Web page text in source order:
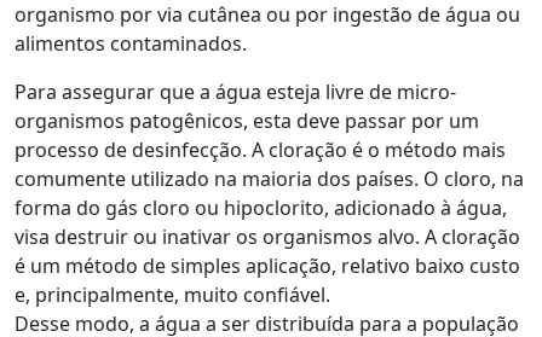
organismo por via cutânea ou por ingestão de água ou
alimentos contaminados.
Para assegurar que a água esteja livre de micro-
organismos patogênicos, esta deve passar por um
processo de desinfecção. A cloração é o método mais
comumente utilizado na maioria dos países. O cloro, na
forma do gás cloro ou hipoclorito, adicionado à água,
visa destruir ou inativar os organismos alvo. A cloração
é um método de simples aplicação, relativo baixo custo
e, principalmente, muito confiável.
Desse modo, a água a ser distribuída para a população